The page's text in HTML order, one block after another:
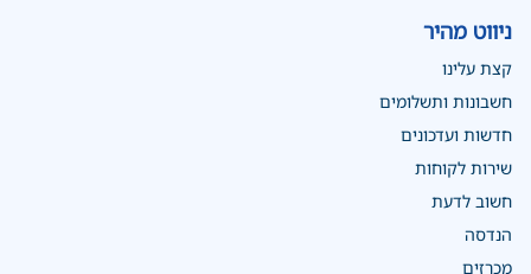
ניווט מהיר
קצת עלינו
חשבונות ותשלומים
חדשות ועדכונים
שירות לקוחות
חשוב לדעת
הנדסה
מכרזים